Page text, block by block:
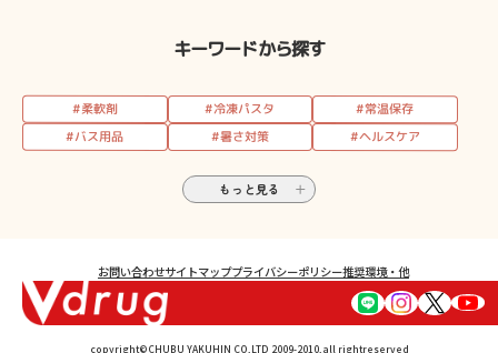
キーワードから探す
#柔軟剤 #冷凍パスタ
#常温保存
#バス用品
#暑さ対策 #ヘルスケア
もっと見る
お問い合わせサイトマッププライバシーポリシー推奨環境・他
copyright©CHUBU YAKUHIN CO,LTD 2009-2010,all rightreserved